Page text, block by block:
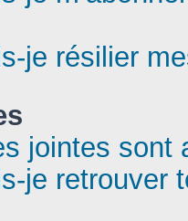
je résilier
jointes sont
je retrouver